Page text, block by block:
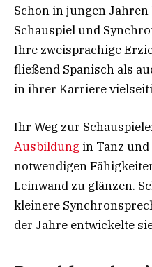
Schon in jungen
Schauspiel und
Ihre zweisprachige
fließend Spanisch als
in ihrer Karriere
Ihr Weg zur
Ausbildung in Tanz
notwendigen
Leinwand zu glänzen.
kleinere
der Jahre entwickelte